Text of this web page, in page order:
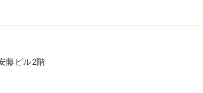
藤ビル2階